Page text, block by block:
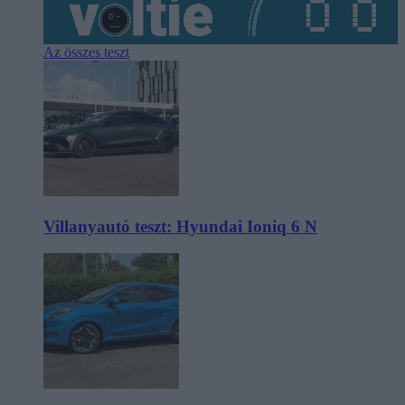
Az összes teszt
Villanyautó teszt: Hyundai Ioniq 6 N